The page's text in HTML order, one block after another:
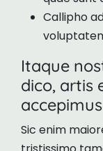
Callipho
Itaque
dico, artis
Sic enim